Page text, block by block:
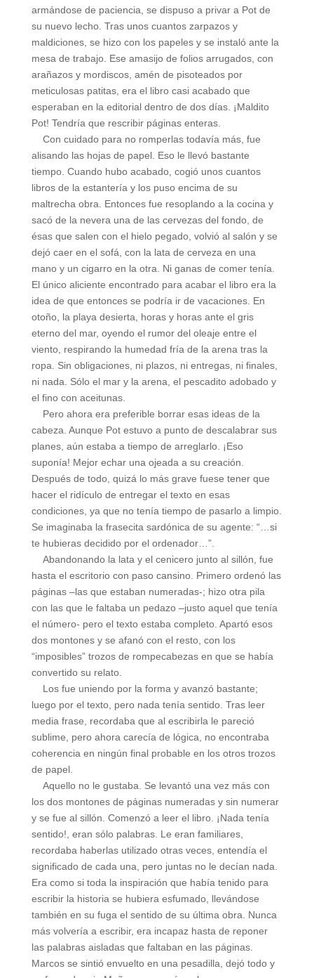
armándose de paciencia, se dispuso a privar a Pot de
su nuevo lecho. Tras unos cuantos zarpazos y
maldiciones, se hizo con los papeles y se instaló ante la
mesa de trabajo. Ese amasijo de folios arrugados, con
arañazos y mordiscos, amén de pisoteados por
meticulosas patitas, era el libro casi acabado que
esperaban en la editorial dentro de dos días. ¡Maldito
Pot! Tendría que rescribir páginas enteras.
Con cuidado para no romperlas todavía más, fue
alisando las hojas de papel. Eso le llevó bastante
tiempo. Cuando hubo acabado, cogió unos cuantos
libros de la estantería y los puso encima de su
maltrecha obra. Entonces fue resoplando a la cocina y
sacó de la nevera una de las cervezas del fondo, de
ésas que salen con el hielo pegado, volvió al salón y se
dejó caer en el sofá, con la lata de cerveza en una
mano y un cigarro en la otra. Ni ganas de comer tenía.
El único aliciente encontrado para acabar el libro era la
idea de que entonces se podría ir de vacaciones. En
otoño, la playa desierta, horas y horas ante el gris
eterno del mar, oyendo el rumor del oleaje entre el
viento, respirando la humedad fría de la arena tras la
ropa. Sin obligaciones, ni plazos, ni entregas, ni finales,
ni nada. Sólo el mar y la arena, el pescadito adobado y
el fino con aceitunas.
Pero ahora era preferible borrar esas ideas de la
cabeza. Aunque Pot estuvo a punto de descalabrar sus
planes, aún estaba a tiempo de arreglarlo. ¡Eso
suponía! Mejor echar una ojeada a su creación.
Después de todo, quizá lo más grave fuese tener que
hacer el ridículo de entregar el texto en esas
condiciones, ya que no tenía tiempo de pasarlo a limpio.
Se imaginaba la frasecita sardónica de su agente: “…si
te hubieras decidido por el ordenador…”.
Abandonando la lata y el cenicero junto al sillón, fue
hasta el escritorio con paso cansino. Primero ordenó las
páginas –las que estaban numeradas-; hizo otra pila
con las que le faltaba un pedazo –justo aquel que tenía
el número- pero el texto estaba completo. Apartó esos
dos montones y se afanó con el resto, con los
“imposibles” trozos de rompecabezas en que se había
convertido su relato.
Los fue uniendo por la forma y avanzó bastante;
luego por el texto, pero nada tenía sentido. Tras leer
media frase, recordaba que al escribirla le pareció
sublime, pero ahora carecía de lógica, no encontraba
coherencia en ningún final probable en los otros trozos
de papel.
Aquello no le gustaba. Se levantó una vez más con
los dos montones de páginas numeradas y sin numerar
y se fue al sillón. Comenzó a leer el libro. ¡Nada tenía
sentido!, eran sólo palabras. Le eran familiares,
recordaba haberlas utilizado otras veces, entendía el
significado de cada una, pero juntas no le decían nada.
Era como si toda la inspiración que había tenido para
escribir la historia se hubiera esfumado, llevándose
también en su fuga el sentido de su última obra. Nunca
más volvería a escribir, era incapaz hasta de reponer
las palabras aisladas que faltaban en las páginas.
Marcos se sintió envuelto en una pesadilla, dejó todo y